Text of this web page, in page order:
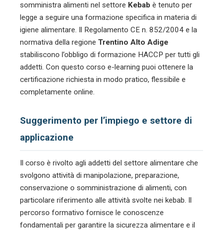
somministra alimenti nel settore Kebab è tenuto per
legge a seguire una formazione specifica in materia di
igiene alimentare. Il Regolamento CE n. 852/2004 e la
normativa della regione Trentino Alto Adige
stabiliscono l’obbligo di formazione HACCP per tutti gli
addetti. Con questo corso e-learning puoi ottenere la
certificazione richiesta in modo pratico, flessibile e
completamente online.
Suggerimento per l’impiego e settore di
applicazione
Il corso è rivolto agli addetti del settore alimentare che
svolgono attività di manipolazione, preparazione,
conservazione o somministrazione di alimenti, con
particolare riferimento alle attività svolte nei kebab. Il
percorso formativo fornisce le conoscenze
fondamentali per garantire la sicurezza alimentare e il